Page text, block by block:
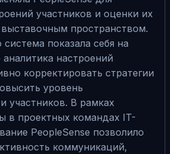
участников и оценки их
пространством.
показала себя на
настроений
корректировать стратегии
уровень
участников. В рамках
в проектных командах IT-
PeopleSense позволило
коммуникаций,